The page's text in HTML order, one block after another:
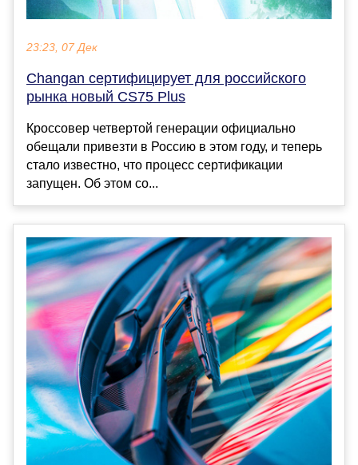
23:23, 07 Дек
Changan сертифицирует для российского
рынка новый CS75 Plus
Кроссовер четвертой генерации официально
обещали привезти в Россию в этом году, и теперь
стало известно, что процесс сертификации
запущен. Об этом со...